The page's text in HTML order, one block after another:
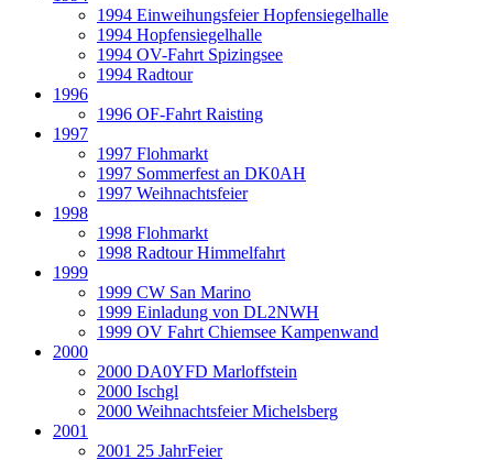
1994 Einweihungsfeier Hopfensiegelhalle
1994 Hopfensiegelhalle
1994 OV-Fahrt Spizingsee
1994 Radtour
1996
1996 OF-Fahrt Raisting
1997
1997 Flohmarkt
1997 Sommerfest an DK0AH
1997 Weihnachtsfeier
1998
1998 Flohmarkt
1998 Radtour Himmelfahrt
1999
1999 CW San Marino
1999 Einladung von DL2NWH
1999 OV Fahrt Chiemsee Kampenwand
2000
2000 DA0YFD Marloffstein
2000 Ischgl
2000 Weihnachtsfeier Michelsberg
2001
2001 25 JahrFeier